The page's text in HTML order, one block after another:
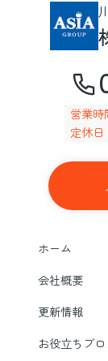
営業時
定休日
ホーム
会社概要
更新情報
お役立ちブ